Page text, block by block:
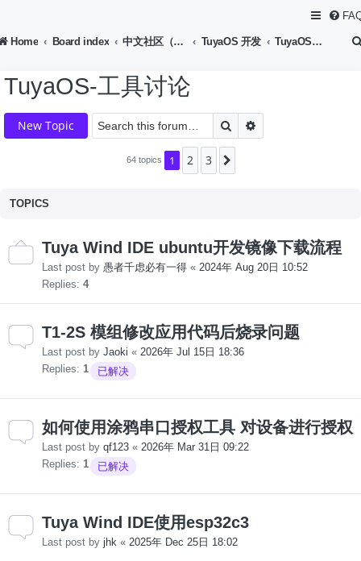
Home Board index 中文社区（Chinese Forum） TuyaOS 开发 TuyaOS-工具讨论
TuyaOS-工具讨论
New Topic Search
64 topics 1 2 3
TOPICS
Tuya Wind IDE ubuntu开发镜像下载流程
Last post by 愚者千虑必有一得 « 2024年 Aug 20日 10:52
Replies: 4
T1-2S 模组修改应用代码后烧录问题
Last post by Jaoki « 2026年 Jul 15日 18:36
Replies: 1 已解决
如何使用涂鸦串口授权工具 对设备进行授权
Last post by qf123 « 2026年 Mar 31日 09:22
Replies: 1 已解决
Tuya Wind IDE使用esp32c3
Last post by jhk « 2025年 Dec 25日 18:02